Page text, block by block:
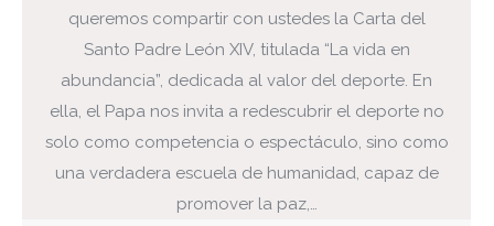
queremos compartir con ustedes la Carta del
Santo Padre León XIV, titulada “La vida en
abundancia”, dedicada al valor del deporte. En
ella, el Papa nos invita a redescubrir el deporte no
solo como competencia o espectáculo, sino como
una verdadera escuela de humanidad, capaz de
promover la paz,…